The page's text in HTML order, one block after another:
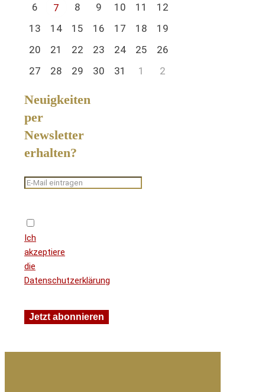
6 7 8 9 10 11
12
13
14 15 16 17 18
19
20
21 22 23 24 25
26
27
28 29 30 31 1 2
Neuigkeiten
per
Newsletter
erhalten?
Ich
akzeptiere
die
Datenschutzerklärung